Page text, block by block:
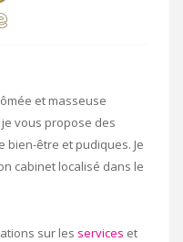
et masseuse
vous propose des
bien-être et pudiques. Je
cabinet localisé dans le
sur les services et